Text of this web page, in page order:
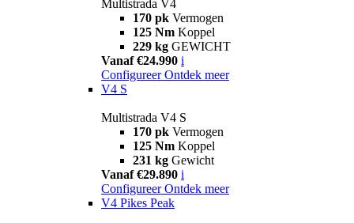
Multistrada V4
170 pk Vermogen
125 Nm Koppel
229 kg GEWICHT
Vanaf €24.990 i
Configureer Ontdek meer
V4 S
Multistrada V4 S
170 pk Vermogen
125 Nm Koppel
231 kg Gewicht
Vanaf €29.890 i
Configureer Ontdek meer
V4 Pikes Peak